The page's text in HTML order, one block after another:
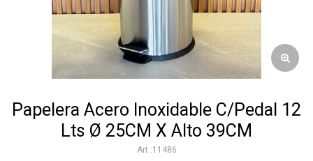
Papelera Acero Inoxidable C/Pedal 12
Lts Ø 25CM X Alto 39CM
11486